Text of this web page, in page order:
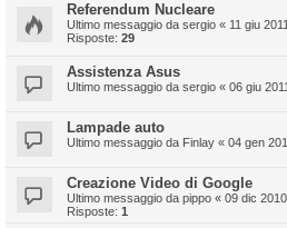
Referendum Nucleare
Ultimo messaggio da sergio « 11 giu
Risposte: 29
Assistenza Asus
Ultimo messaggio da sergio « 06 giu
Lampade auto
Ultimo messaggio da Finlay « 04 gen
Creazione Video di Google
Ultimo messaggio da pippo « 09 dic
Risposte: 1